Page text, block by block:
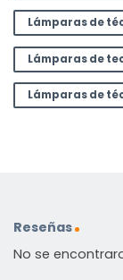
Lámparas de
Lámparas de
Lámparas de
Reseñas
No se